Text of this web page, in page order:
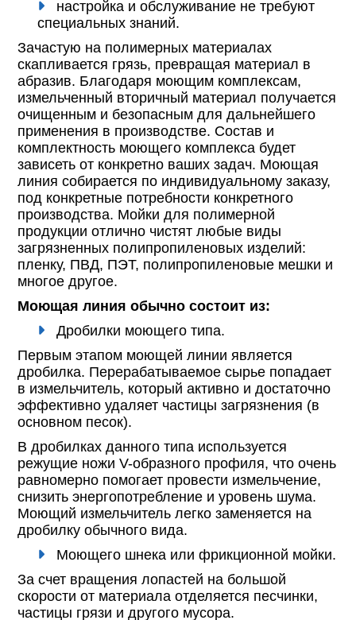
настройка и обслуживание не требуют
специальных знаний.
Зачастую на полимерных материалах
скапливается грязь, превращая материал в
абразив. Благодаря моющим комплексам,
измельченный вторичный материал получается
очищенным и безопасным для дальнейшего
применения в производстве. Состав и
комплектность моющего комплекса будет
зависеть от конкретно ваших задач. Моющая
линия собирается по индивидуальному заказу,
под конкретные потребности конкретного
производства. Мойки для полимерной
продукции отлично чистят любые виды
загрязненных полипропиленовых изделий:
пленку, ПВД, ПЭТ, полипропиленовые мешки и
многое другое.
Моющая линия обычно состоит из:
Дробилки моющего типа.
Первым этапом моющей линии является
дробилка. Перерабатываемое сырье попадает
в измельчитель, который активно и достаточно
эффективно удаляет частицы загрязнения (в
основном песок).
В дробилках данного типа используется
режущие ножи V-образного профиля, что очень
равномерно помогает провести измельчение,
снизить энергопотребление и уровень шума.
Моющий измельчитель легко заменяется на
дробилку обычного вида.
Моющего шнека или фрикционной мойки.
За счет вращения лопастей на большой
скорости от материала отделяется песчинки,
частицы грязи и другого мусора.